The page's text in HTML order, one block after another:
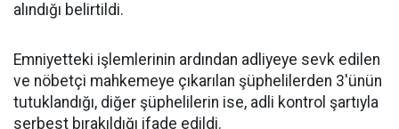
alındığı belirtildi.
Emniyetteki işlemlerinin ardından adliyeye sevk edilen
ve nöbetçi mahkemeye çıkarılan şüphelilerden 3'ünün
tutuklandığı, diğer şüphelilerin ise, adli kontrol şartıyla
serbest bırakıldığı ifade edildi.